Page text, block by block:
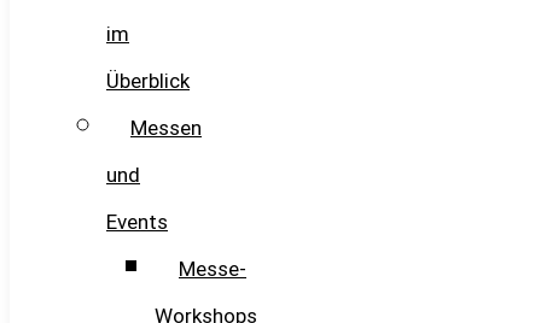
im
Überblick
Messen
und
Events
Messe-
Workshops